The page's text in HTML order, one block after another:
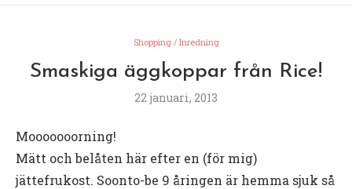
Shopping / Inredning
Smaskiga äggkoppar från Rice!
22 januari, 2013
Mooooooorning!
Mätt och belåten här efter en (för mig)
jättefrukost. Soonto-be 9 åringen är hemma sjuk så